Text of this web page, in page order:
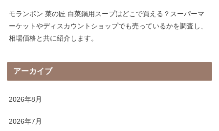
モランボン 菜の匠 白菜鍋用スープはどこで買える？スーパーマ
ーケットやディスカウントショップでも売っているかを調査し、
相場価格と共に紹介します。
アーカイブ
2026年8月
2026年7月